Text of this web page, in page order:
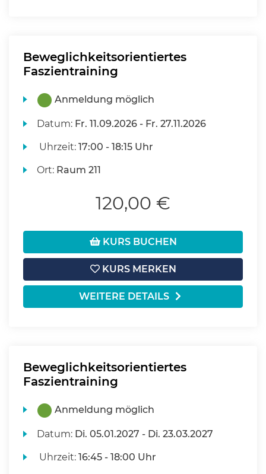
Beweglichkeitsorientiertes
Faszientraining
Anmeldung möglich
Datum: Fr. 11.09.2026 - Fr. 27.11.2026
Uhrzeit:17:00 - 18:15 Uhr
Ort: Raum 211
120,00 €
KURS BUCHEN
KURS MERKEN
WEITERE DETAILS
Beweglichkeitsorientiertes
Faszientraining
Anmeldung möglich
Datum: Di. 05.01.2027 - Di. 23.03.2027
Uhrzeit:16:45 - 18:00 Uhr